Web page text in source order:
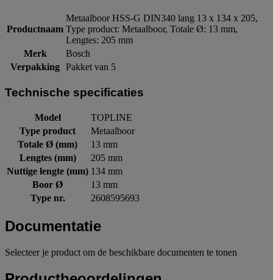
Productnaam
Metaalboor HSS-G DIN340 lang 13 x 134 x 205,
Type product: Metaalboor, Totale Ø: 13 mm,
Lengtes: 205 mm
Merk
Bosch
Verpakking Pakket van 5
Technische specificaties
Model
TOPLINE
Type product
Metaalboor
Totale Ø (mm)
13 mm
Lengtes (mm)
205 mm
Nuttige lengte (mm) 134 mm
Boor Ø
13 mm
Type nr.
2608595693
Documentatie
Selecteer je product om de beschikbare documenten te tonen